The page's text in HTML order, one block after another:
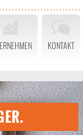
KONTAKT